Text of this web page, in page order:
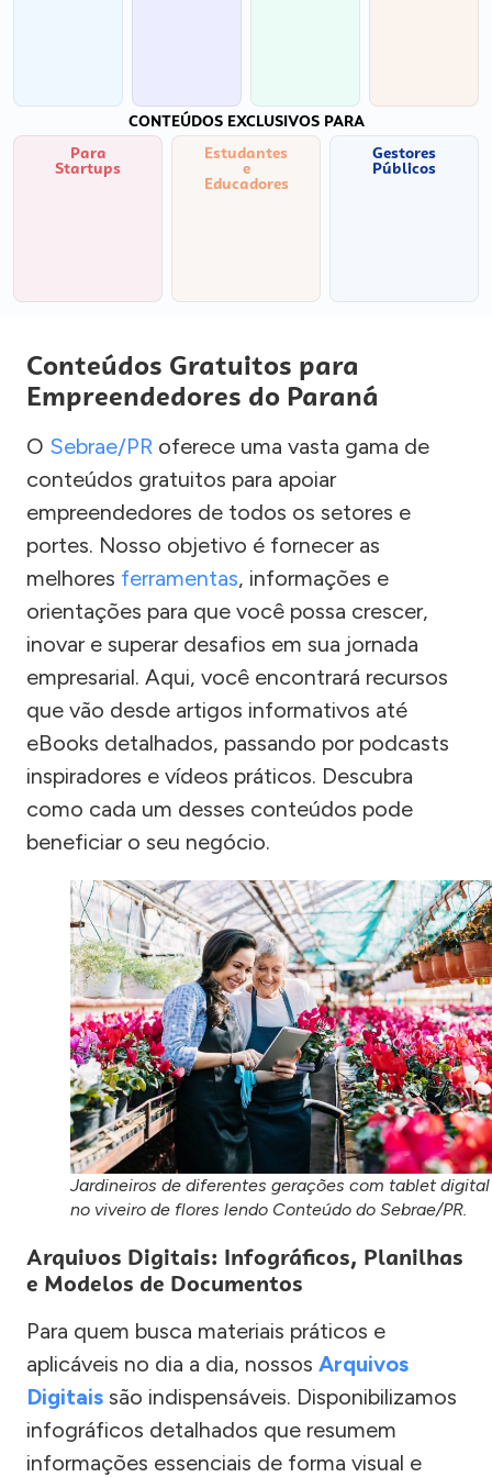
CONTEÚDOS EXCLUSIVOS PARA
Para
Startups
Estudantes
e
Educadores
Gestores
Públicos
Conteúdos Gratuitos para
Empreendedores do Paraná
O Sebrae/PR oferece uma vasta gama de
conteúdos gratuitos para apoiar
empreendedores de todos os setores e
portes. Nosso objetivo é fornecer as
melhores ferramentas, informações e
orientações para que você possa crescer,
inovar e superar desafios em sua jornada
empresarial. Aqui, você encontrará recursos
que vão desde artigos informativos até
eBooks detalhados, passando por podcasts
inspiradores e vídeos práticos. Descubra
como cada um desses conteúdos pode
beneficiar o seu negócio.
Jardineiros de diferentes gerações com tablet digital
no viveiro de flores lendo Conteúdo do Sebrae/PR.
Arquivos Digitais: Infográficos, Planilhas
e Modelos de Documentos
Para quem busca materiais práticos e
aplicáveis no dia a dia, nossos Arquivos
Digitais são indispensáveis. Disponibilizamos
infográficos detalhados que resumem
informações essenciais de forma visual e